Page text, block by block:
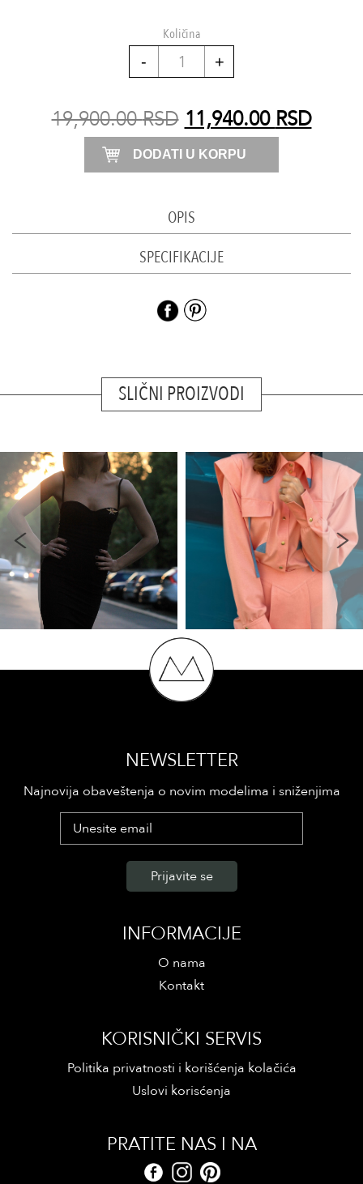
Količina
Kecelja
koral
količina
19,900.00RSD 11,940.00 RSD
DODATI U KORPU
OPIS
SPECIFIKACIJE
SLIČNI PROIZVODI
INFORMACIJE
O nama
Kontakt
NEWSLETTER
Najnovija obaveštenja o novim modelima i sniženjima
KORISNIČKI SERVIS
Politika privatnosti i korišćenja kolačića
Uslovi korisćenja
PRATITE NAS I NA